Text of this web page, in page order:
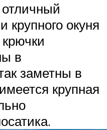
крупного окуня
в
заметны в
крупная